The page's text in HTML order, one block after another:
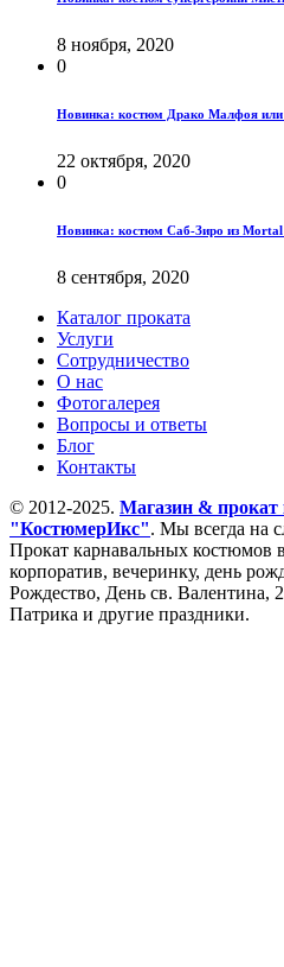
8 ноября, 2020
0
Новинка: костюм Драко Малфоя или
22 октября, 2020
0
Новинка: костюм Саб-Зиро из
8 сентября, 2020
Каталог проката
Услуги
Сотрудничество
О нас
Фотогалерея
Вопросы и ответы
Блог
Контакты
© 2012-2025. Магазин &
"КостюмерИкс". Мы всегда на
Прокат карнавальных костюмов
корпоратив, вечеринку, день
Рождество, День св. Валентина,
Патрика и другие праздники.